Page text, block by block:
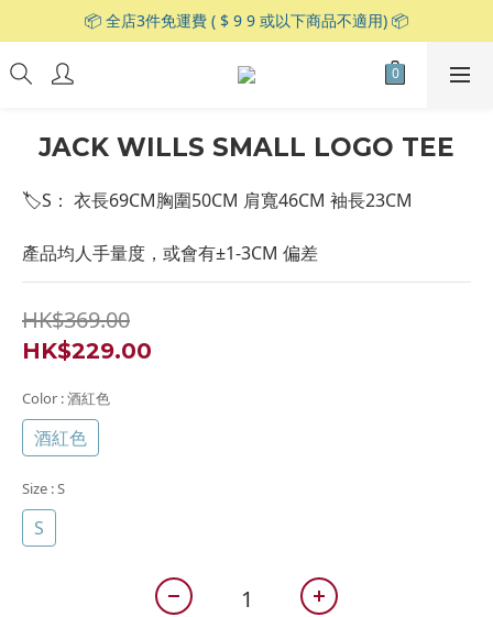
📦 全店3件免運費 ( $ 9 9 或以下商品不適用) 📦
JACK WILLS SMALL LOGO TEE
🏷S： 衣長69CM胸圍50CM 肩寬46CM 袖長23CM
產品均人手量度，或會有±1-3CM 偏差
HK$369.00
HK$229.00
Color : 酒紅色
酒紅色
Size : S
S